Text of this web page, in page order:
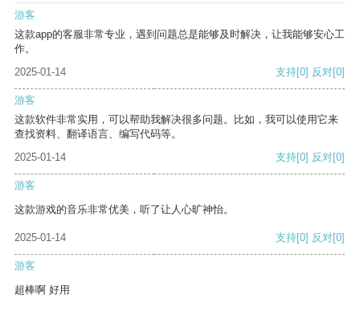
游客
这款app的客服非常专业，遇到问题总是能够及时解决，让我能够安心工
作。
2025-01-14
支持[0] 反对[0]
游客
这款软件非常实用，可以帮助我解决很多问题。比如，我可以使用它来
查找资料、翻译语言、编写代码等。
2025-01-14
支持[0] 反对[0]
游客
这款游戏的音乐非常优美，听了让人心旷神怡。
2025-01-14 支持[0] 反对[0]
游客
超棒啊 好用